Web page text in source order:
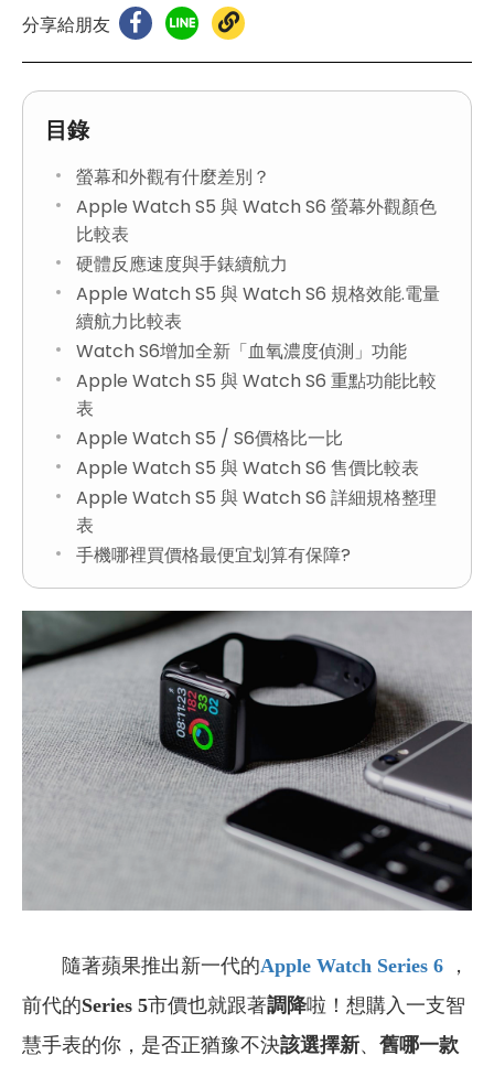
分享給朋友
目錄
螢幕和外觀有什麼差別？
Apple Watch S5 與 Watch S6 螢幕外觀顏色
比較表
硬體反應速度與手錶續航力
Apple Watch S5 與 Watch S6 規格效能.電量
續航力比較表
Watch S6增加全新「血氧濃度偵測」功能
Apple Watch S5 與 Watch S6 重點功能比較
表
Apple Watch S5 / S6價格比一比
Apple Watch S5 與 Watch S6 售價比較表
Apple Watch S5 與 Watch S6 詳細規格整理
表
手機哪裡買價格最便宜划算有保障?
隨著蘋果推出新一代的Apple Watch Series 6
，
前代的Series 5市價也就跟著調降啦！想購入一支智
慧手表的你，是否正猶豫不決該選擇新、 舊哪一款